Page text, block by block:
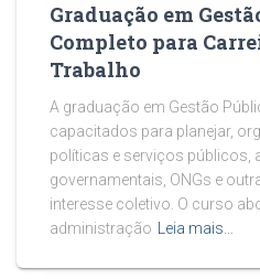
Graduação em
Completo para
Trabalho
A graduação em Gestão
capacitados para planejar,
políticas e serviços públicos,
governamentais, ONGs e
interesse coletivo. O curso
administração Leia mais…